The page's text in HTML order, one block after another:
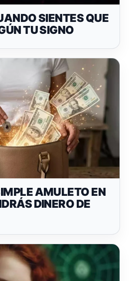
SIENTES QUE
TU SIGNO
AMULETO EN
DINERO DE